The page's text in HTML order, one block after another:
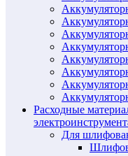
Расходные
Для